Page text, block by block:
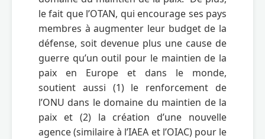
le fait que l’OTAN, qui encourage ses pays
membres à augmenter leur budget de la
défense, soit devenue plus une cause de
guerre qu’un outil pour le maintien de la
paix en Europe et dans le monde,
soutient aussi (1) le renforcement de
l’ONU dans le domaine du maintien de la
paix et (2) la création d’une nouvelle
agence (similaire à l’IAEA et l’OIAC) pour le